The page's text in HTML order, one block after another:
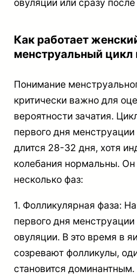
Как работает
менструальный цикл
Понимание
критически важно для
вероятности зачатия.
первого дня
длится 28-32 дня, хотя
колебания нормальны. Он
несколько фаз:
1. Фолликулярная фаза:
первого дня менструации
овуляции. В это время в
созревают фолликулы,
становится доминантным.